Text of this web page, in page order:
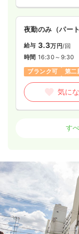
夜勤のみ（パート
給与 3.3万円/回
時間 16:30～9:30
ブランク可
第二
気に
30.1
時間
4週8休以上
ブ
気に
す